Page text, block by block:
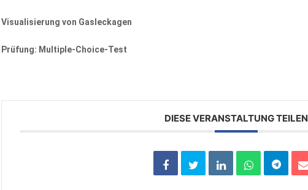
Visualisierung von Gasleckagen
Prüfung: Multiple-Choice-Test
DIESE VERANSTALTUNG TEILEN